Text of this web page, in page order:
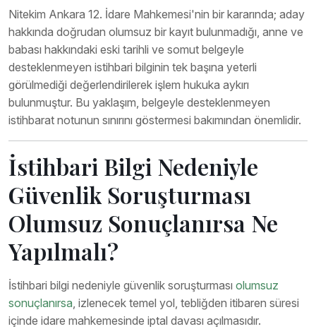
Nitekim Ankara 12. İdare Mahkemesi'nin bir kararında; aday
hakkında doğrudan olumsuz bir kayıt bulunmadığı, anne ve
babası hakkındaki eski tarihli ve somut belgeyle
desteklenmeyen istihbari bilginin tek başına yeterli
görülmediği değerlendirilerek işlem hukuka aykırı
bulunmuştur. Bu yaklaşım, belgeyle desteklenmeyen
istihbarat notunun sınırını göstermesi bakımından önemlidir.
İstihbari Bilgi Nedeniyle
Güvenlik Soruşturması
Olumsuz Sonuçlanırsa Ne
Yapılmalı?
İstihbari bilgi nedeniyle güvenlik soruşturması olumsuz
sonuçlanırsa, izlenecek temel yol, tebliğden itibaren süresi
içinde idare mahkemesinde iptal davası açılmasıdır.